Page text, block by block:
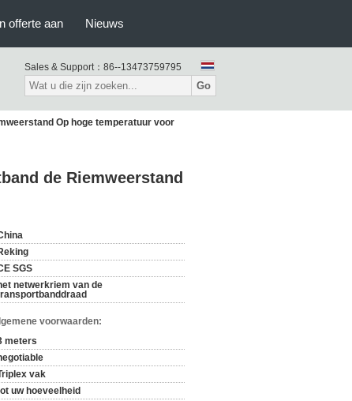
offerte aan Nieuws
Sales & Support： 86--13473759795
Go
Op hoge temperatuur voor
de Riemweerstand
SGS
netwerkriem van de
voorwaarden:
meters
vak
uw hoeveelheid